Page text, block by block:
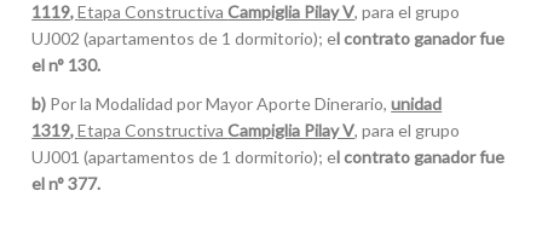
1119,Etapa ConstructivaCampiglia Pilay V, para el grupo
UJ002 (apartamentos de 1 dormitorio); el contrato ganador fue
el n° 130.
b) Por la Modalidad por Mayor Aporte Dinerario,unidad
1319,Etapa ConstructivaCampiglia Pilay V, para el grupo
UJ001 (apartamentos de 1 dormitorio); el contrato ganador fue
el n° 377.